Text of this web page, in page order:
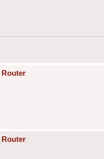
Router
Router